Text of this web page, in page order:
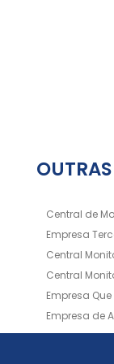
OUTRAS
Central de
Empresa
Central
Central
Empresa
Empresa de
Empresa de